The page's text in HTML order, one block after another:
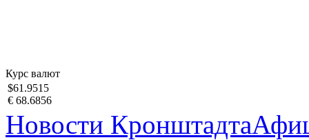
Курс валют
$61.9515
€ 68.6856
Новости Кронштадта